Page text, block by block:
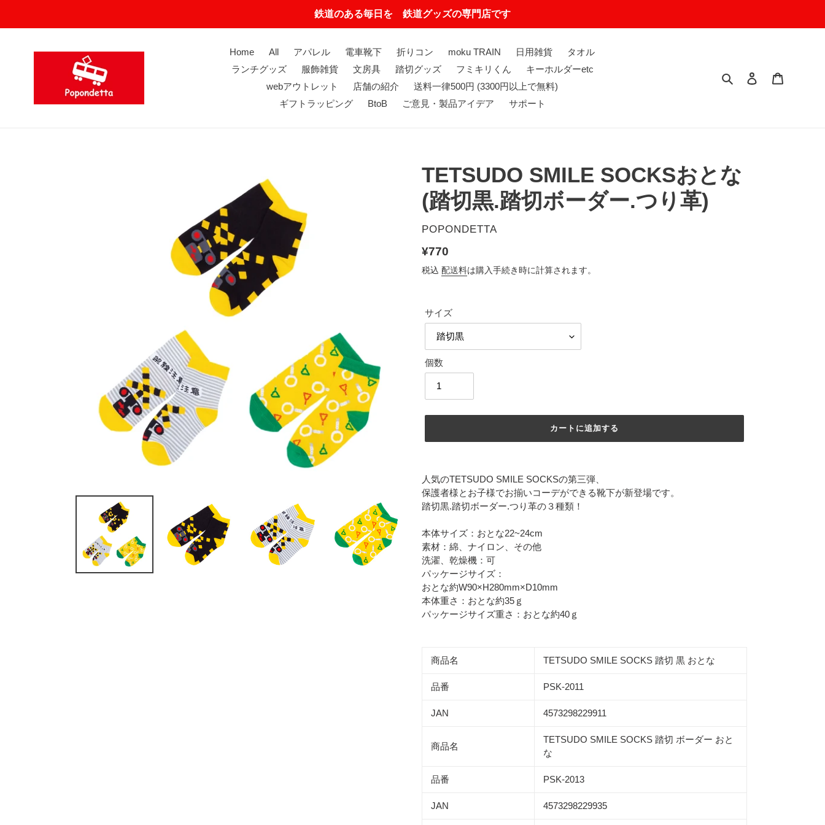
鉄道のある毎日を 鉄道グッズの専門店です
Home All アパレル 電車靴下 折りコン moku TRAIN 日用雑貨
タオル
ランチグッズ
服飾雑貨 文房具 踏切グッズ フミキリくん
キーホルダーetc
webアウトレット
店舗の紹介
送料一律500円 (3300円以上で無料)
ギフトラッピング
BtoB ご意見・製品アイデア サポート
検索 ログイン
TETSUDO SMILE SOCKSおとな
(踏切黒.踏切ボーダー.つり革)
販
元
POPONDETTA
通
常
¥770
税込 配送料は購入手続き時に計算されます。
サイズ
個数
カートに追加する
ー
ト
に
商
品
を
追
加
す
る
人気のTETSUDO SMILE SOCKSの第三弾、
保護者様とお子様でお揃いコーデができる靴下が新登場です。
踏切黒.踏切ボーダー.つり革の３種類！
本体サイズ：おとな22~24cm
素材：綿、ナイロン、その他
洗濯、乾燥機：可
パッケージサイズ：
おとな約W90×H280mm×D10mm
本体重さ： おとな約35ｇ
パッケージサイズ重さ： おとな約40ｇ
商品名 TETSUDO SMILE SOCKS 踏切 黒 おとな
品番 PSK-2011
JAN 4573298229911
商品名
TETSUDO SMILE SOCKS 踏切 ボーダー おと
な
品番 PSK-2013
JAN 4573298229935